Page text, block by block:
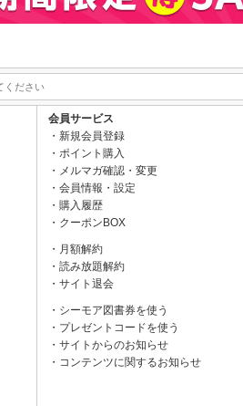
会員サービス
新規会員登録
ポイント購入
メルマガ確認・変更
会員情報・設定
購入履歴
クーポンBOX
月額解約
読み放題解約
サイト退会
シーモア図書券を使う
プレゼントコードを使う
サイトからのお知らせ
コンテンツに関するお知らせ